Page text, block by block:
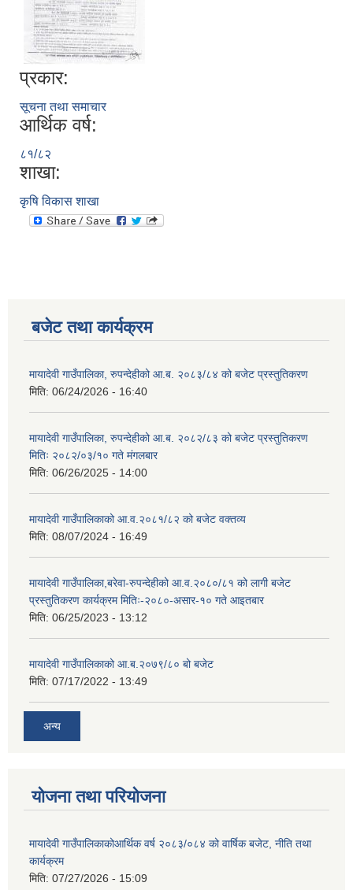
प्रकार:
सूचना तथा समाचार
आर्थिक वर्ष:
८१/८२
शाखा:
कृषि विकास शाखा
बजेट तथा कार्यक्रम
मायादेवी गाउँपालिका, रुपन्देहीको आ.ब. २०८३/८४ को बजेट प्रस्तुतिकरण
मिति: 06/24/2026 - 16:40
मायादेवी गाउँपालिका, रुपन्देहीको आ.ब. २०८२/८३ को बजेट प्रस्तुतिकरण
मितिः २०८२/०३/१० गते मंगलबार
मिति: 06/26/2025 - 14:00
मायादेवी गाउँपालिकाको आ.व.२०८१/८२ को बजेट वक्तव्य
मिति: 08/07/2024 - 16:49
मायादेवी गाउँपालिका,बरेवा-रुपन्देहीको आ.व.२०८०/८१ को लागी बजेट
प्रस्तुतिकरण कार्यक्रम मितिः-२०८०-असार-१० गते आइतबार
मिति: 06/25/2023 - 13:12
मायादेवी गाउँपालिकाको आ.ब.२०७९/८० बो बजेट
मिति: 07/17/2022 - 13:49
अन्य
योजना तथा परियोजना
मायादेवी गाउँपालिकाकोआर्थिक वर्ष २०८३/०८४ को वार्षिक बजेट, नीति तथा
कार्यक्रम
मिति: 07/27/2026 - 15:09